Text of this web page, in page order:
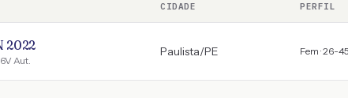
CIDADE PERFIL
2022
Aut.
Paulista/PE Fem · 26-45